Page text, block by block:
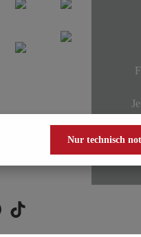
Nur technisch